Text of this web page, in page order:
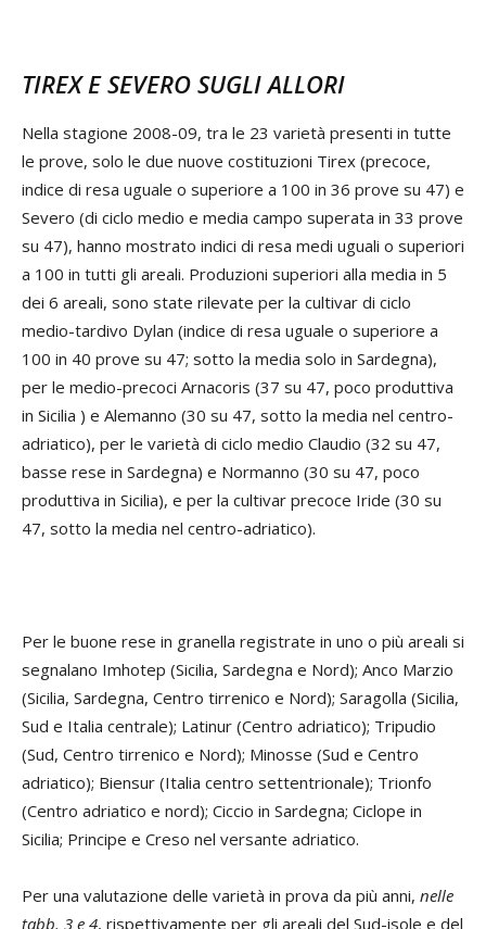
TIREX E SEVERO SUGLI ALLORI
Nella stagione 2008-09, tra le 23 varietà presenti in tutte
le prove, solo le due nuove costituzioni Tirex (precoce,
indice di resa uguale o superiore a 100 in 36 prove su 47) e
Severo (di ciclo medio e media campo superata in 33 prove
su 47), hanno mostrato indici di resa medi uguali o superiori
a 100 in tutti gli areali. Produzioni superiori alla media in 5
dei 6 areali, sono state rilevate per la cultivar di ciclo
medio-tardivo Dylan (indice di resa uguale o superiore a
100 in 40 prove su 47; sotto la media solo in Sardegna),
per le medio-precoci Arnacoris (37 su 47, poco produttiva
in Sicilia ) e Alemanno (30 su 47, sotto la media nel centro-
adriatico), per le varietà di ciclo medio Claudio (32 su 47,
basse rese in Sardegna) e Normanno (30 su 47, poco
produttiva in Sicilia), e per la cultivar precoce Iride (30 su
47, sotto la media nel centro-adriatico).
Per le buone rese in granella registrate in uno o più areali si
segnalano Imhotep (Sicilia, Sardegna e Nord); Anco Marzio
(Sicilia, Sardegna, Centro tirrenico e Nord); Saragolla (Sicilia,
Sud e Italia centrale); Latinur (Centro adriatico); Tripudio
(Sud, Centro tirrenico e Nord); Minosse (Sud e Centro
adriatico); Biensur (Italia centro settentrionale); Trionfo
(Centro adriatico e nord); Ciccio in Sardegna; Ciclope in
Sicilia; Principe e Creso nel versante adriatico.
Per una valutazione delle varietà in prova da più anni, nelle
tabb. 3 e 4, rispettivamente per gli areali del Sud-isole e del